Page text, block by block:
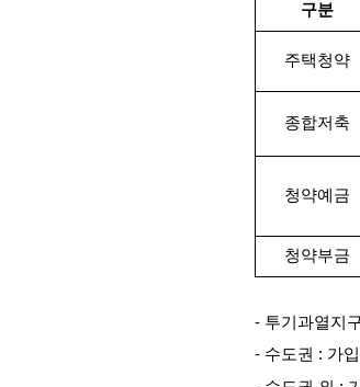
구분
주택청약
종합저축
청약예금
청약부금
- 투기과열지
- 수도권 : 가